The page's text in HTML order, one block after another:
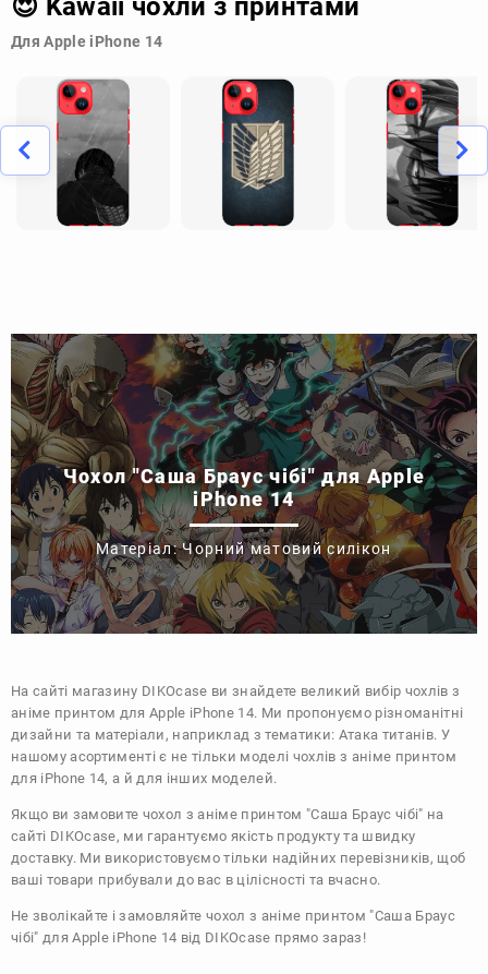
😍 Kawaii чохли з принтами
Для Apple iPhone 14
Чохол "Саша Браус чібі" для Apple
iPhone 14
Матеріал: Чорний матовий силікон
На сайті магазину DIKOcase ви знайдете великий вибір чохлів з
аніме принтом для Apple iPhone 14. Ми пропонуємо різноманітні
дизайни та матеріали, наприклад з тематики: Атака титанів. У
нашому асортименті є не тільки моделі чохлів з аніме принтом
для iPhone 14, а й для інших моделей.
Якщо ви замовите чохол з аніме принтом "Саша Браус чібі" на
сайті DIKOcase, ми гарантуємо якість продукту та швидку
доставку. Ми використовуємо тільки надійних перевізників, щоб
ваші товари прибували до вас в цілісності та вчасно.
Не зволікайте і замовляйте чохол з аніме принтом "Саша Браус
чібі" для Apple iPhone 14 від DIKOcase прямо зараз!